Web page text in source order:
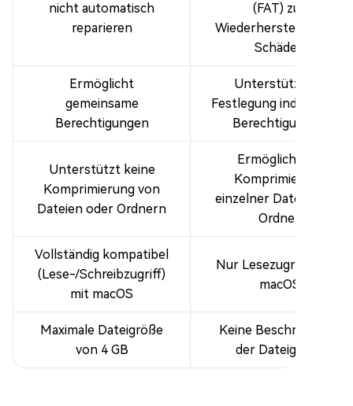
nicht automatisch
reparieren
(FAT) zur
Wiederherstellung bei
Schäden
Ermöglicht
gemeinsame
Berechtigungen
Unterstützt die
Festlegung individueller
Berechtigungen
Unterstützt keine
Komprimierung von
Dateien oder Ordnern
Ermöglicht die
Komprimierung
einzelner Dateien und
Ordner
Vollständig kompatibel
(Lese-/Schreibzugriff)
mit macOS
Nur Lesezugriff unter
macOS
Maximale Dateigröße
von 4 GB
Keine Beschränkung
der Dateigröße